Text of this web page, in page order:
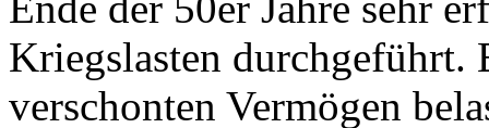
Kriegslasten durchgeführt.
verschonten Vermögen